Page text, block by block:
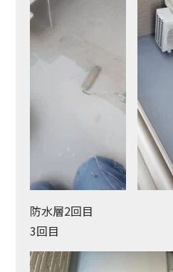
防水層2回
3回目